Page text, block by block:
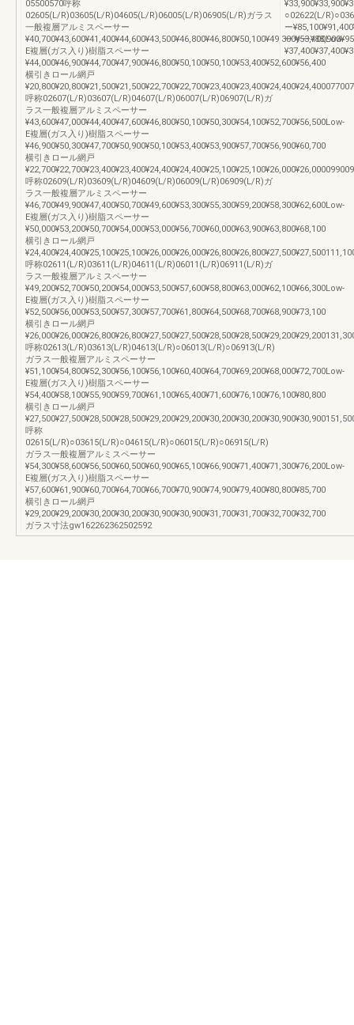
05500570呼称
02605(L/R)03605(L/R)04605(L/R)06005(L/R)06905(L/R)ガラス
一般複層アルミスペーサー
¥40,700¥43,600¥41,400¥44,600¥43,500¥46,800¥46,800¥50,100¥49,300¥53,100Low-
E複層(ガス入り)樹脂スペーサー
¥44,000¥46,900¥44,700¥47,900¥46,800¥50,100¥50,100¥53,400¥52,600¥56,400
横引きロール網戸
呼称02607(L/R)03607(L/R)04607(L/R)06007(L/R)06907(L/R)ガ
ラス一般複層アルミスペーサー
¥43,600¥47,000¥44,400¥47,600¥46,800¥50,100¥50,300¥54,100¥52,700¥56,500Low-
E複層(ガス入り)樹脂スペーサー
¥46,900¥50,300¥47,700¥50,900¥50,100¥53,400¥53,900¥57,700¥56,900¥60,700
横引きロール網戸
呼称02609(L/R)03609(L/R)04609(L/R)06009(L/R)06909(L/R)ガ
ラス一般複層アルミスペーサー
¥46,700¥49,900¥47,400¥50,700¥49,600¥53,300¥55,300¥59,200¥58,300¥62,600Low-
E複層(ガス入り)樹脂スペーサー
¥50,000¥53,200¥50,700¥54,000¥53,000¥56,700¥60,000¥63,900¥63,800¥68,100
横引きロール網戸
呼称02611(L/R)03611(L/R)04611(L/R)06011(L/R)06911(L/R)ガ
ラス一般複層アルミスペーサー
¥49,200¥52,700¥50,200¥54,000¥53,500¥57,600¥58,800¥63,000¥62,100¥66,300Low-
E複層(ガス入り)樹脂スペーサー
¥52,500¥56,000¥53,500¥57,300¥57,700¥61,800¥64,500¥68,700¥68,900¥73,100
横引きロール網戸
呼称02613(L/R)03613(L/R)04613(L/R)○06013(L/R)○06913(L/R)
ガラス一般複層アルミスペーサー
¥51,100¥54,800¥52,300¥56,100¥56,100¥60,400¥64,700¥69,200¥68,000¥72,700Low-
E複層(ガス入り)樹脂スペーサー
¥54,400¥58,100¥55,900¥59,700¥61,100¥65,400¥71,600¥76,100¥76,100¥80,800
横引きロール網戸
呼称
02615(L/R)○03615(L/R)○04615(L/R)○06015(L/R)○06915(L/R)
ガラス一般複層アルミスペーサー
¥54,300¥58,600¥56,500¥60,500¥60,900¥65,100¥66,900¥71,400¥71,300¥76,200Low-
E複層(ガス入り)樹脂スペーサー
¥57,600¥61,900¥60,700¥64,700¥66,700¥70,900¥74,900¥79,400¥80,800¥85,700
横引きロール網戸
¥29,200¥29,200¥30,200¥30,200¥30,900¥30,900¥31,700¥31,700¥32,700¥32,700
ガラス寸法gw162262362502592
○02622(L/
ー
ーサー